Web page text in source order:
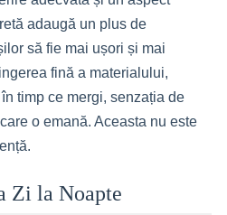
adaugă un plus de
să fie mai ușori și mai
fină a materialului,
timp ce mergi, senzația de
o emană. Aceasta nu este
Zi la Noapte